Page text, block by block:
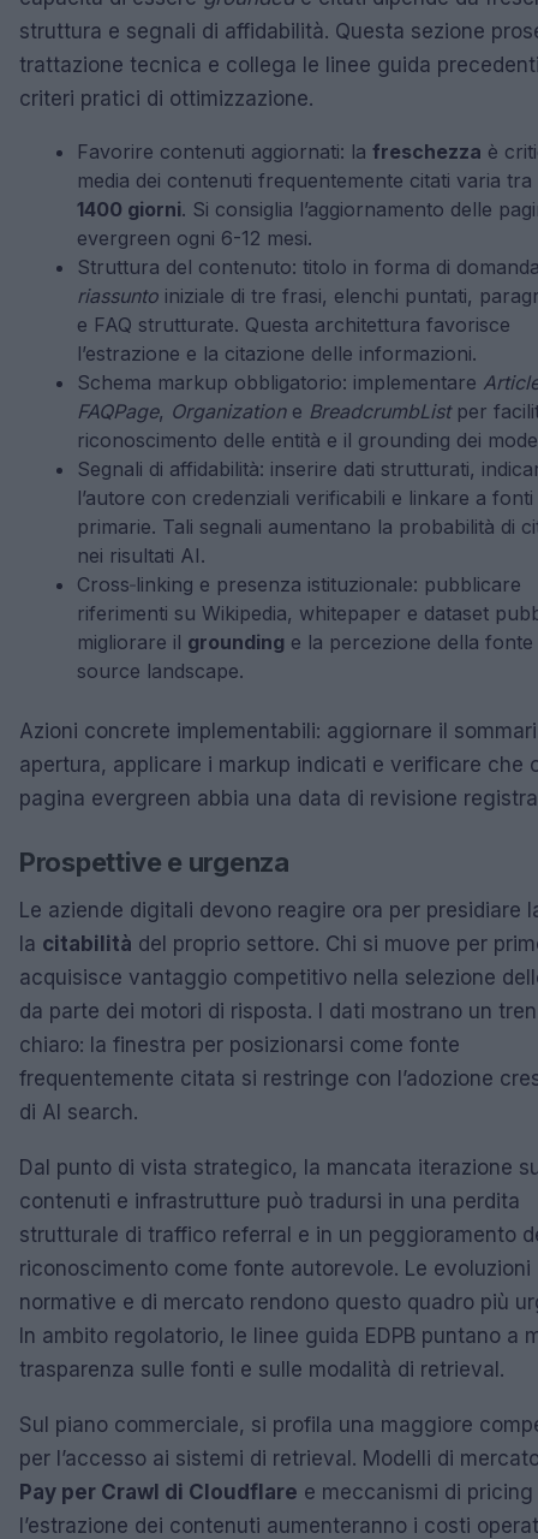
struttura e segnali di affidabilità. Questa sezione
trattazione tecnica e collega le linee guida
criteri pratici di ottimizzazione.
Favorire contenuti aggiornati: la freschezza è
media dei contenuti frequentemente citati varia tra
1400 giorni. Si consiglia l’aggiornamento delle
evergreen ogni 6-12 mesi.
Struttura del contenuto: titolo in forma di
riassunto iniziale di tre frasi, elenchi puntati,
e FAQ strutturate. Questa architettura favorisce
l’estrazione e la citazione delle informazioni.
Schema markup obbligatorio: implementare
FAQPage, Organizatione BreadcrumbListper
riconoscimento delle entità e il grounding dei
Segnali di affidabilità: inserire dati strutturati,
l’autore con credenziali verificabili e linkare a fonti
primarie. Tali segnali aumentano la probabilità di
nei risultati AI.
Cross‑linking e presenza istituzionale: pubblicare
riferimenti su Wikipedia, whitepaper e dataset
migliorare il grounding e la percezione della fonte
source landscape.
Azioni concrete implementabili: aggiornare il
apertura, applicare i markup indicati e verificare che
pagina evergreen abbia una data di revisione
Prospettive e urgenza
Le aziende digitali devono reagire ora per presidiare
la citabilità del proprio settore. Chi si muove per
acquisisce vantaggio competitivo nella selezione
da parte dei motori di risposta. I dati mostrano un
chiaro: la finestra per posizionarsi come fonte
frequentemente citata si restringe con l’adozione
di AI search.
Dal punto di vista strategico, la mancata iterazione
contenuti e infrastrutture può tradursi in una perdita
strutturale di traffico referral e in un peggioramento
riconoscimento come fonte autorevole. Le evoluzioni
normative e di mercato rendono questo quadro più
In ambito regolatorio, le linee guida EDPB puntano a
trasparenza sulle fonti e sulle modalità di retrieval.
Sul piano commerciale, si profila una maggiore
per l’accesso ai sistemi di retrieval. Modelli di
Pay per Crawl di Cloudflare e meccanismi di pricing
l’estrazione dei contenuti aumenteranno i costi